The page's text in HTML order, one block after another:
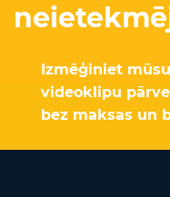
Izmēģiniet
videoklipu
bez maksas un